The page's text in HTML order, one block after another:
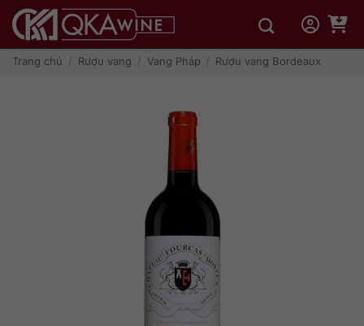
qua
dungTrang chủ / Rượu vang / Vang Pháp / Rượu vang Bordeaux